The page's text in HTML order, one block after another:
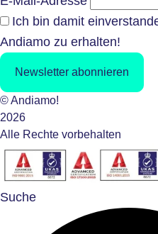
Ich bin damit
Andiamo zu erhalten!
Newsletter abonnieren
© Andiamo!
2026
Alle Rechte vorbehalten
Suche